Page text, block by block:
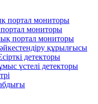
портал мониторы
мониторы
портал мониторы
құрылғысы
детекторы
үстелі детекторы